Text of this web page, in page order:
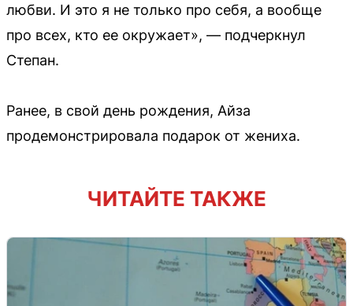
любви. И это я не только про себя, а вообще
про всех, кто ее окружает», — подчеркнул
Степан.
Ранее, в свой день рождения, Айза
продемонстрировала подарок от жениха.
ЧИТАЙТЕ ТАКЖЕ